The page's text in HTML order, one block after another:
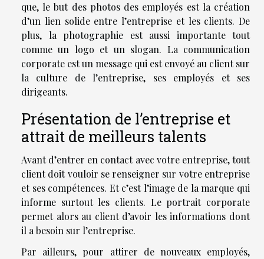
que, le but des photos des employés est la création
d’un lien solide entre l’entreprise et les clients. De
plus, la photographie est aussi importante tout
comme un logo et un slogan. La communication
corporate est un message qui est envoyé au client sur
la culture de l’entreprise, ses employés et ses
dirigeants.
Présentation de l’entreprise et
attrait de meilleurs talents
Avant d’entrer en contact avec votre entreprise, tout
client doit vouloir se renseigner sur votre entreprise
et ses compétences. Et c’est l’image de la marque qui
informe surtout les clients. Le portrait corporate
permet alors au client d’avoir les informations dont
il a besoin sur l’entreprise.
Par ailleurs, pour attirer de nouveaux employés,